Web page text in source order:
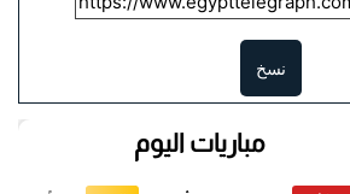
نسخ